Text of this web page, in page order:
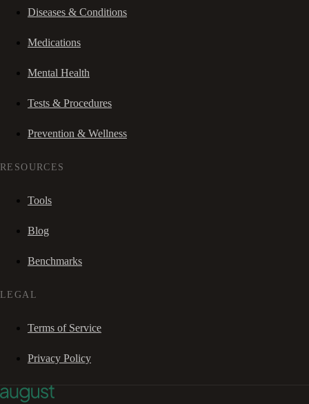
Diseases & Conditions
Medications
Mental Health
Tests & Procedures
Prevention & Wellness
RESOURCES
Tools
Blog
Benchmarks
LEGAL
Terms of Service
Privacy Policy